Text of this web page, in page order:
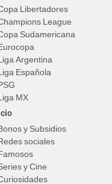
Libertadores
League
Sudamericana
Argentina
Española
MX
y Subsidios
sociales
y Cine